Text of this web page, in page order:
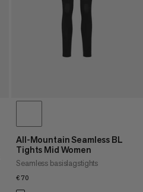
All-Mountain Seamless BL
Tights Mid Women
Seamless basislagstights
€70